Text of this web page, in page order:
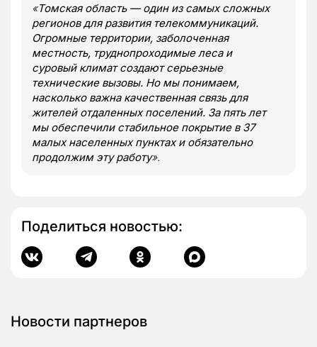
«Томская область — один из самых сложных
регионов для развития телекоммуникаций.
Огромные территории, заболоченная
местность, труднопроходимые леса и
суровый климат создают серьезные
технические вызовы. Но мы понимаем,
насколько важна качественная связь для
жителей отдаленных поселений. За пять лет
мы обеспечили стабильное покрытие в 37
малых населенных пунктах и обязательно
продолжим эту работу».
Поделиться новостью:
Новости партнеров